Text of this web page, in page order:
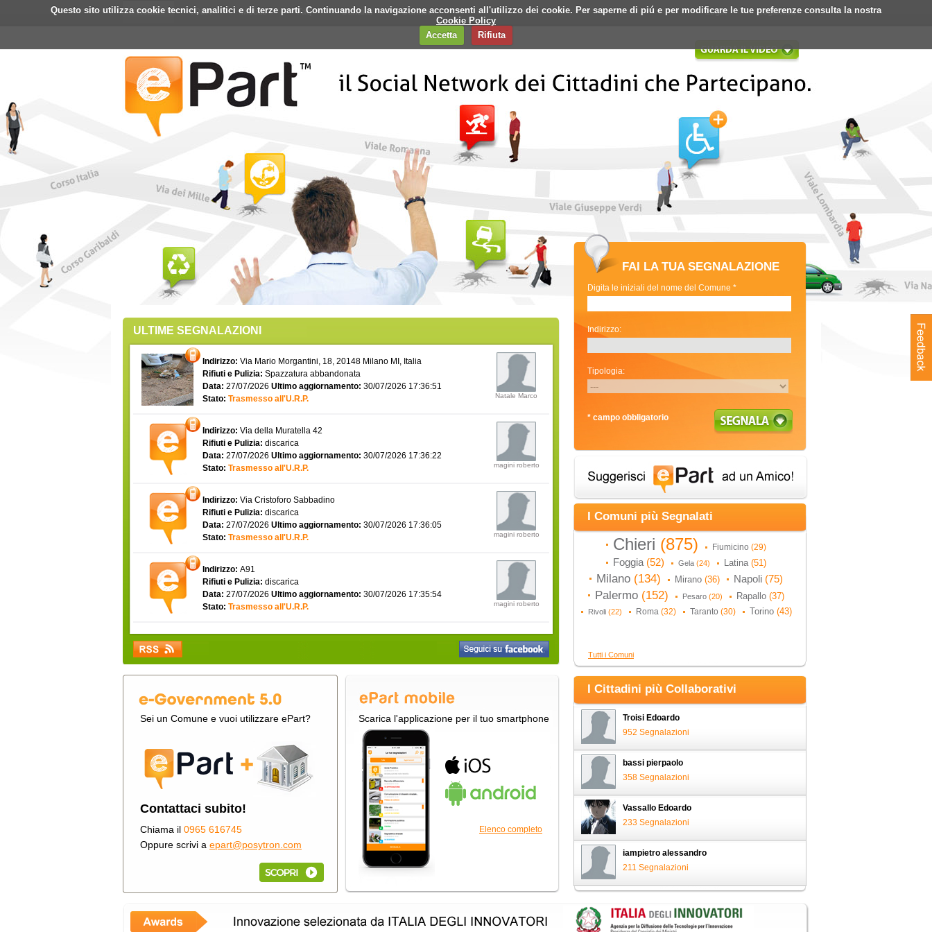
Questo sito utilizza cookie tecnici, analitici e di terze parti. Continuando la navigazione acconsenti all'utilizzo dei cookie. Per saperne di piú e per modificare le tue preferenze consulta la nostra
Cookie Policy
Accetta
Rifiuta
Home ePart Mobile Faq Contatti Banner Login Registrati
ULTIME SEGNALAZIONI
Indirizzo: Via Mario Morgantini, 18, 20148 Milano MI, Italia
Rifiuti e Pulizia: Spazzatura abbandonata
Data: 27/07/2026 Ultimo aggiornamento: 30/07/2026 17:36:51
Stato: Trasmesso all'U.R.P. Natale Marco
Indirizzo: Via della Muratella 42
Rifiuti e Pulizia: discarica
Data: 27/07/2026 Ultimo aggiornamento: 30/07/2026 17:36:22
Stato: Trasmesso all'U.R.P. magini roberto
Indirizzo: Via Cristoforo Sabbadino
Rifiuti e Pulizia: discarica
Data: 27/07/2026 Ultimo aggiornamento: 30/07/2026 17:36:05
Stato: Trasmesso all'U.R.P. magini roberto
Indirizzo: A91
Rifiuti e Pulizia: discarica
Data: 27/07/2026 Ultimo aggiornamento: 30/07/2026 17:35:54
Stato: Trasmesso all'U.R.P. magini roberto
Sei un Comune e vuoi utilizzare ePart?
Contattaci subito!
Chiama il 0965 616745
Oppure scrivi a epart@posytron.com
Scarica l'applicazione per il tuo smartphone
Elenco completo
FAI LA TUA SEGNALAZIONE
Digita le iniziali del nome del Comune *
Indirizzo:
Tipologia:
* campo obbligatorio
I Comuni più Segnalati
Chieri (875) Fiumicino (29)
Foggia (52) Gela (24) Latina (51)
Milano (134) Mirano (36) Napoli (75)
Palermo (152) Pesaro (20) Rapallo (37)
Rivoli (22) Roma (32) Taranto (30) Torino (43)
Tutti i Comuni
I Cittadini più Collaborativi
Troisi Edoardo
952 Segnalazioni
bassi pierpaolo
358 Segnalazioni
Vassallo Edoardo
233 Segnalazioni
iampietro alessandro
211 Segnalazioni